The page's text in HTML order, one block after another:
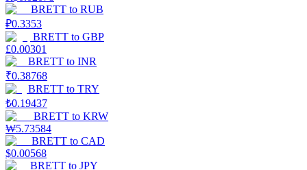
BRETT to RUB
₽0.3353
BRETT to GBP
£0.00301
BRETT to INR
₹0.38768
BRETT to TRY
₺0.19437
BRETT to KRW
₩5.73584
BRETT to CAD
$0.00568
BRETT to JPY